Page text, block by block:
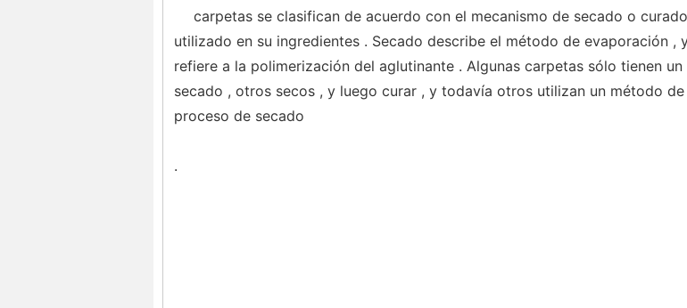
carpetas se clasifican de acuerdo con el mecanismo de secado o
utilizado en su ingredientes . Secado describe el método de evaporación ,
refiere a la polimerización del aglutinante . Algunas carpetas sólo tienen un
secado , otros secos , y luego curar , y todavía otros utilizan un método
proceso de secado
.